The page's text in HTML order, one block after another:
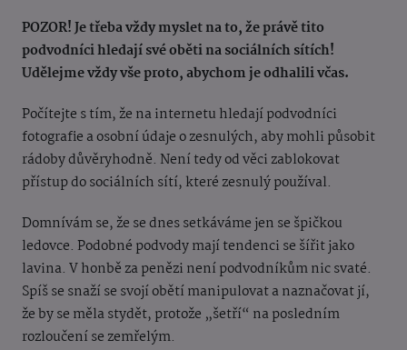
POZOR! Je třeba vždy myslet na to, že právě tito
podvodníci hledají své oběti na sociálních sítích!
Udělejme vždy vše proto, abychom je odhalili včas.
Počítejte s tím, že na internetu hledají podvodníci
fotografie a osobní údaje o zesnulých, aby mohli působit
rádoby důvěryhodně. Není tedy od věci zablokovat
přístup do sociálních sítí, které zesnulý používal.
Domnívám se, že se dnes setkáváme jen se špičkou
ledovce. Podobné podvody mají tendenci se šířit jako
lavina. V honbě za penězi není podvodníkům nic svaté.
Spíš se snaží se svojí obětí manipulovat a naznačovat jí,
že by se měla stydět, protože „šetří“ na posledním
rozloučení se zemřelým.